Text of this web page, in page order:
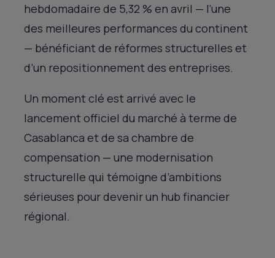
hebdomadaire de 5,32 % en avril — l’une
des meilleures performances du continent
— bénéficiant de réformes structurelles et
d’un repositionnement des entreprises.
Un moment clé est arrivé avec le
lancement officiel du marché à terme de
Casablanca et de sa chambre de
compensation — une modernisation
structurelle qui témoigne d’ambitions
sérieuses pour devenir un hub financier
régional.